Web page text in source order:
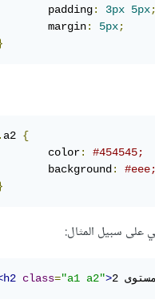
	padding
: 3px 5px;
	margin
: 5px;
. a2 {
	color
:
#454545;
	background
:
class="a1 a2"> 2